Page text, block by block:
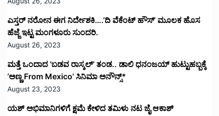
ಎಸ್ತರ್ ನರೋನ ಈಗ ನಿರ್ದೇಶಕಿ….’ದಿ ವೆಕೆಂಟ್ ಹೌಸ್‌’‌ ಮೂಲಕ ಹೊಸ
ಹೆಜ್ಜೆ ಇಟ್ಟ ಮಂಗಳೂರು ಸುಂದರಿ.
August 26, 2023
ಮತ್ತೆ ಒಂದಾದ ’ಬಡವ ರಾಸ್ಕಲ್’ ತಂಡ.. ಡಾಲಿ ಧನಂಜಯ್ ಹುಟ್ಟುಹಬ್ಬಕ್ಕೆ
’ಅಣ್ಣ From Mexico’ ಸಿನಿಮಾ ಅನೌನ್ಸ್*
August 23, 2023
ಯಶ್ ಅಭಿಮಾನಿಗಳಿಗೆ ಕ್ಷಮೆ ಕೇಳಿದ ತಮಿಳು ನಟ ಜೈ ಆಕಾಶ್